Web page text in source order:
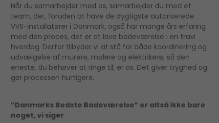
Når du samarbejder med os, samarbejder du med et
team, der, foruden at have de dygtigste autoriserede
VVS-installatører i Danmark, også har mange års erfaring
med den proces, det er at lave badeværelse i en travl
hverdag. Derfor tilbyder vi at stå for både koordinering og
udvælgelse af murere, malere og elektrikere, så den
eneste, du behøver at ringe til, er os. Det giver tryghed og
gør processen hurtigere.
”Danmarks Bedste Badeværelse” er altså ikke bare
noget, vi siger